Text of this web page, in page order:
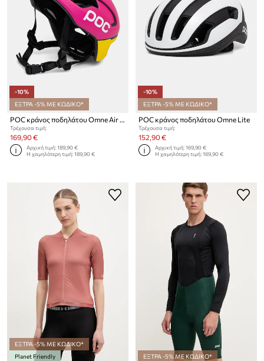
-10%
ΕΞΤΡΑ -5% ΜΕ ΚΩΔΙΚΟ*
Τρέχουσα τιμή:
169,90 €
Αρχική τιμή:189,90 €
Η χαμηλότερη τιμή:189,90 €
-10%
ΕΞΤΡΑ -5% ΜΕ ΚΩΔΙΚΟ*
POC κράνος ποδηλάτου Omne Lite
Τρέχουσα τιμή:
152,90 €
Αρχική τιμή:169,90 €
Η χαμηλότερη τιμή:169,90 €
ΕΞΤΡΑ -5% ΜΕ ΚΩΔΙΚΟ*
Planet Friendly
ΕΞΤΡΑ -5% ΜΕ ΚΩΔΙΚΟ*